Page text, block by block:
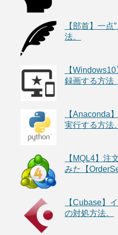
【部首】一
法。
【
録画する方法
【Anaconda
実行する方法。
【MQL4】注
みた【
【Cubase】
の対処方法。